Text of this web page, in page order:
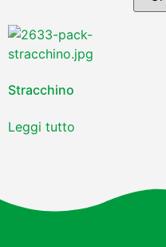
Stracchino
Leggi tutto